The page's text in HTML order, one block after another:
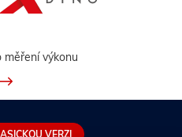
měření výkonu
VERZI